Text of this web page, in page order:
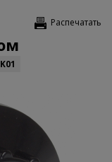
Распечатать